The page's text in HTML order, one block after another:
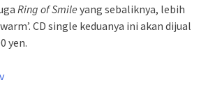
Ring of Smile yang sebaliknya, lebih
CD single keduanya ini akan dijual
yen.